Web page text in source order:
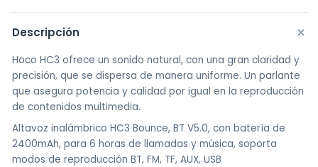
Descripción +
Hoco HC3 ofrece un sonido natural, con una gran claridad y
precisión, que se dispersa de manera uniforme. Un parlante
que asegura potencia y calidad por igual en la reproducción
de contenidos multimedia.
Altavoz inalámbrico HC3 Bounce, BT V5.0, con batería de
2400mAh, para 6 horas de llamadas y música, soporta
modos de reproducción BT, FM, TF, AUX, USB